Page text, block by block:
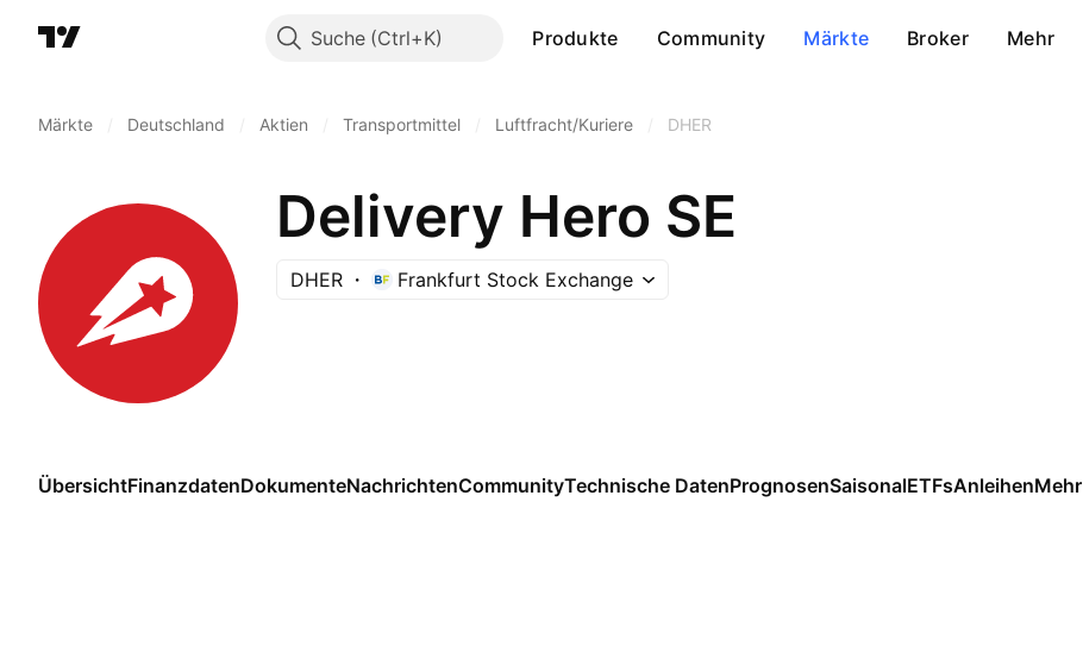
Suche Produkte Community Märkte Broker Mehr
Märkte Deutschland Aktien Transportmittel Luftfracht/Kuriere DHER
Delivery Hero SE
DHER Frankfurt Stock Exchange
ÜbersichtFinanzdatenDokumenteNachrichtenCommunityTechnische DatenPrognosenSaisonalETFsAnleihenMehr